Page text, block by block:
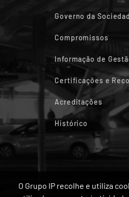
O Grupo IP recolhe e utiliza
Governo da
Compromissos
Informação de
Certificações e
Acreditações
Histórico